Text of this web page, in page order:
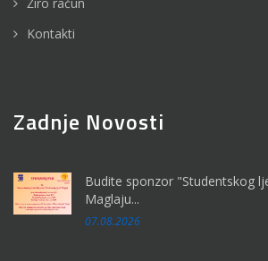
Žiro račun
Kontakti
Zadnje Novosti
Budite sponzor "Studentskog
Maglaju...
07.08.2026